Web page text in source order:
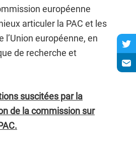
européenne
articuler la PAC et les
l’Union européenne, en
de recherche et
suscitées par la
de la commission sur